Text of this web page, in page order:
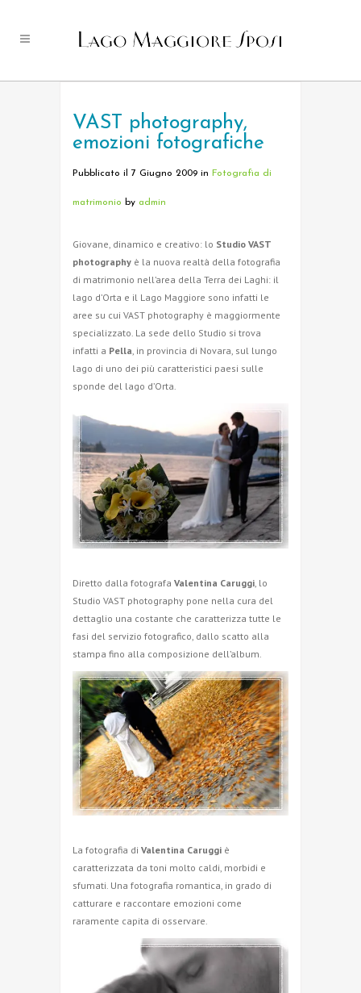
VAST photography,
emozioni fotografiche
Pubblicato il 7 Giugno 2009 in Fotografia di
matrimonio by admin
Giovane, dinamico e creativo: lo Studio VAST
photography è la nuova realtà della fotografia
di matrimonio nell’area della Terra dei Laghi: il
lago d’Orta e il Lago Maggiore sono infatti le
aree su cui VAST photography è maggiormente
specializzato. La sede dello Studio si trova
infatti a Pella, in provincia di Novara, sul lungo
lago di uno dei più caratteristici paesi sulle
sponde del lago d’Orta.
Diretto dalla fotografa Valentina Caruggi , lo
Studio VAST photography pone nella cura del
dettaglio una costante che caratterizza tutte le
fasi del servizio fotografico, dallo scatto alla
stampa fino alla composizione dell’album.
La fotografia di Valentina Caruggi è
caratterizzata da toni molto caldi, morbidi e
sfumati. Una fotografia romantica, in grado di
catturare e raccontare emozioni come
raramente capita di osservare.